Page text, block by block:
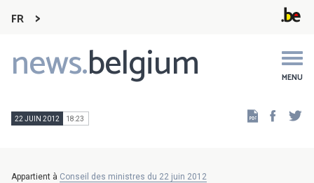
FR
news.belgium MENU
Main
navigation
22 JUIN 2012 18:23
Appartient à Conseil des ministres du 22 juin 2012